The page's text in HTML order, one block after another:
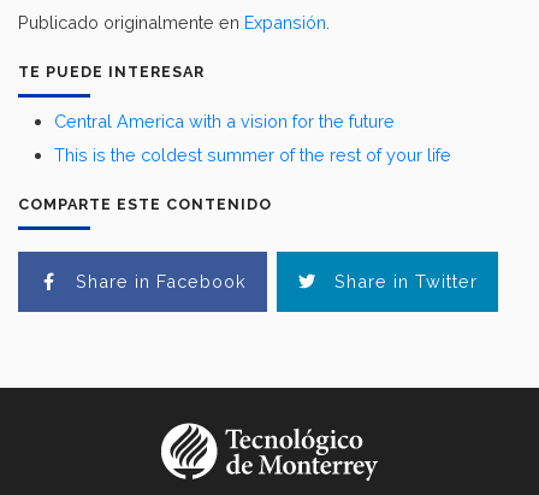
TE PUEDE INTERESAR
Central America with a vision for the future
This is the coldest summer of the rest of your life
COMPARTE ESTE CONTENIDO
Share in Facebook Share in Twitter
Publicado originalmente en Expansión